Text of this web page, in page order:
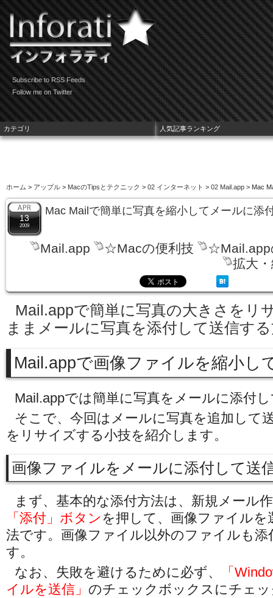
Subscribe to RSS Feeds
Follow me on Twitter
ホーム > アップル > MacのTipsとテクニック > 02 インターネット > 02 Mail.app > Mac
13
2009
Mac Mailで簡単に写真を縮小してメールに添
Mail.app ☆Macの便利技
☆Mail.app
拡大
Mail.appで簡単に写真の大きさをリ
ままメールに写真を添付して送信す
Mail.appで画像ファイルを縮小し
Mail.appでは簡単に写真をメールに添付
そこで、今回はメールに写真を追加して
をリサイズする小技を紹介します。
画像ファイルをメールに添付して送
まず、基本的な添付方法は、新規メール
「添付」ボタン を押して、画像ファイルを
法です。画像ファイル以外のファイルも
す。
なお、失敗を避けるために必ず、
「
イルを送信」 のチェックボックスにチェ
カテゴリ 人気記事ランキング